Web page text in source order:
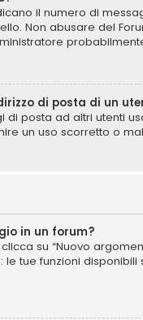
il numero di
Non abusare del
di posta di un
di posta ad altri utenti
un uso scorretto o
in un forum?
su “Nuovo
tue funzioni